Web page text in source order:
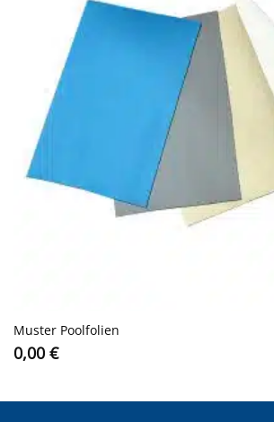
Muster Poolfolien
0,00 €